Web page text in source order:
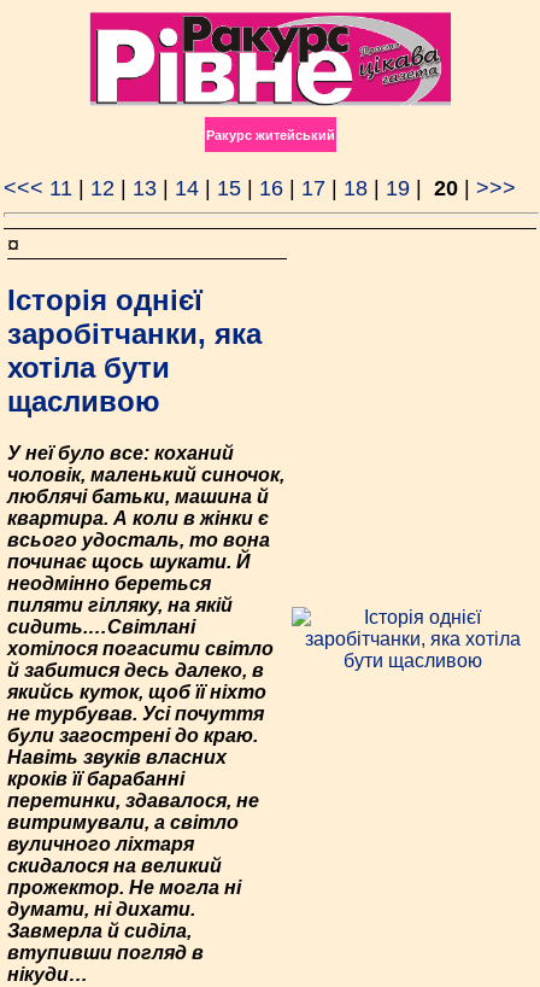
Ракурс житейський
<<< 11 12 13 14 15 16 17 18 19 20 >>>
¤
Історія однієї
заробітчанки, яка
хотіла бути
щасливою
У неї було все: коханий
чоловік, маленький синочок,
люблячі батьки, машина й
квартира. А коли в жінки є
всього удосталь, то вона
починає щось шукати. Й
неодмінно береться
пиляти гілляку, на якій
сидить.…Світлані
хотілося погасити світло
й забитися десь далеко, в
якийсь куток, щоб її ніхто
не турбував. Усі почуття
були загострені до краю.
Навіть звуків власних
кроків її барабанні
перетинки, здавалося, не
витримували, а світло
вуличного ліхтаря
скидалося на великий
прожектор. Не могла ні
думати, ні дихати.
Завмерла й сиділа,
втупивши погляд в
нікуди…